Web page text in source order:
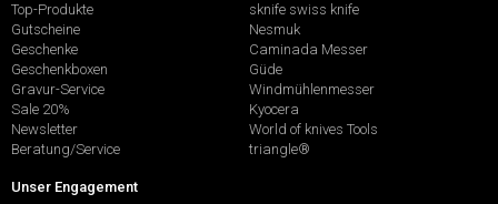
Top-Produkte
Gutscheine
Geschenke
Geschenkboxen
Gravur-Service
Sale 20%
Newsletter
Beratung/Service
sknife swiss knife
Nesmuk
Caminada Messer
Güde
Windmühlenmesser
Kyocera
World of knives Tools
triangle®
Unser Engagement